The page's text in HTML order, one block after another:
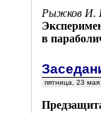
Рыжков
в
пятница, 23 мая